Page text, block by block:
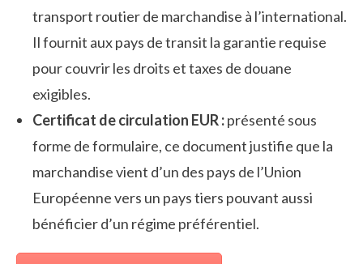
transport routier de marchandise à l’international.
Il fournit aux pays de transit la garantie requise
pour couvrir les droits et taxes de douane
exigibles.
Certificat de circulation EUR :présenté sous
forme de formulaire, ce document justifie que la
marchandise vient d’un des pays de l’Union
Européenne vers un pays tiers pouvant aussi
bénéficier d’un régime préférentiel.